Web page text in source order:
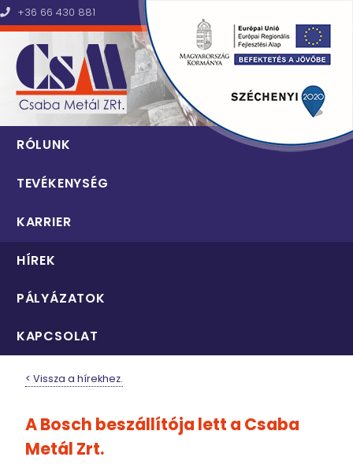
+36 66 430 881
RÓLUNK
TEVÉKENYSÉG
KARRIER
HÍREK
PÁLYÁZATOK
KAPCSOLAT
< Vissza a hírekhez.
A Bosch beszállítója lett a Csaba
Metál Zrt.